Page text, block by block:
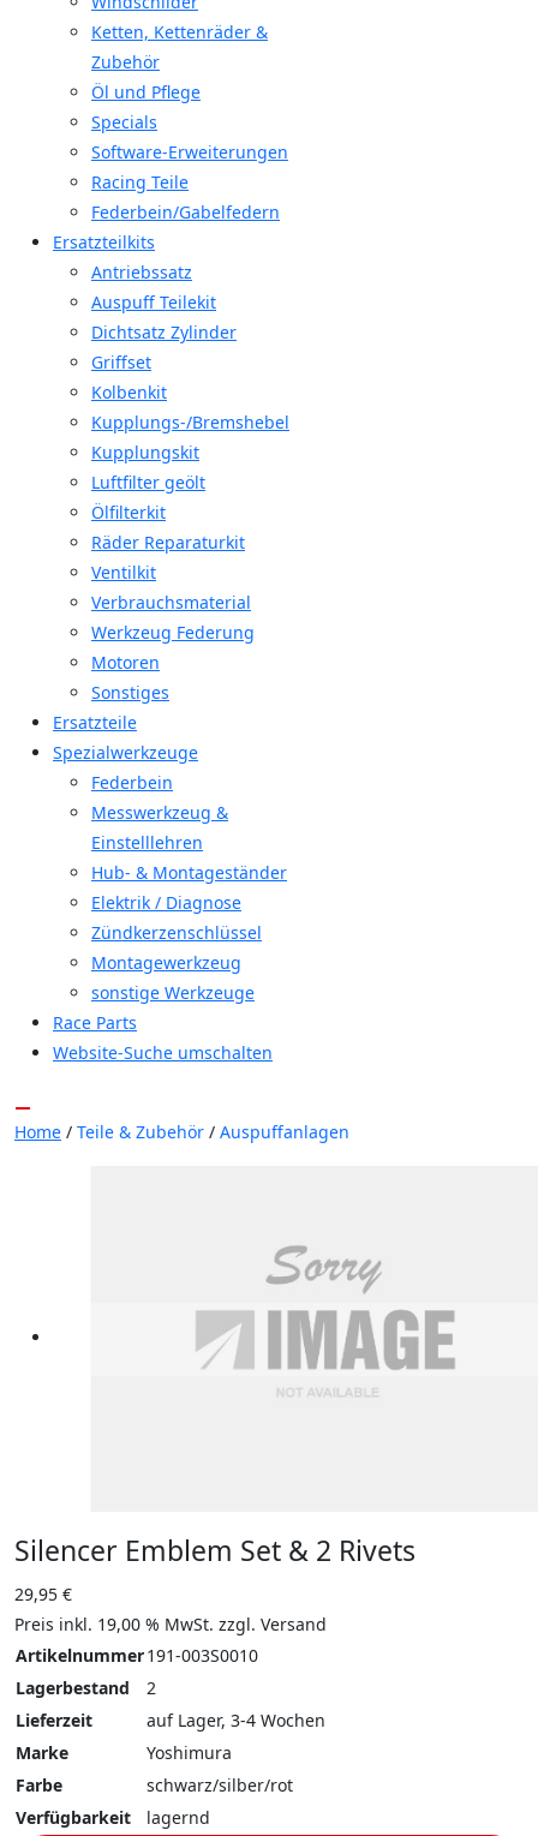
Ketten, Kettenräder &
Zubehör
Öl und Pflege
Specials
Software-Erweiterungen
Racing Teile
Federbein/Gabelfedern
Ersatzteilkits
Antriebssatz
Auspuff Teilekit
Dichtsatz Zylinder
Griffset
Kolbenkit
Kupplungs-/Bremshebel
Kupplungskit
Luftfilter geölt
Ölfilterkit
Räder Reparaturkit
Ventilkit
Verbrauchsmaterial
Werkzeug Federung
Motoren
Sonstiges
Ersatzteile
Spezialwerkzeuge
Federbein
Messwerkzeug &
Einstelllehren
Hub- & Montageständer
Elektrik / Diagnose
Zündkerzenschlüssel
Montagewerkzeug
sonstige Werkzeuge
Race Parts
Website-Suche umschalten
Home / Teile & Zubehör / Auspuffanlagen
Silencer Emblem Set & 2 Rivets
29,95 €
Preis inkl. 19,00 % MwSt. zzgl. Versand
Artikelnummer191-003S0010
Lagerbestand
2
Lieferzeit
auf Lager, 3-4 Wochen
Marke
Yoshimura
Farbe
schwarz/silber/rot
Verfügbarkeit
lagernd